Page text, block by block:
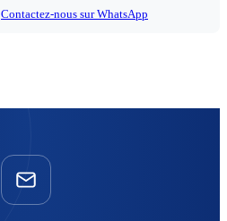
Contactez-nous sur WhatsApp